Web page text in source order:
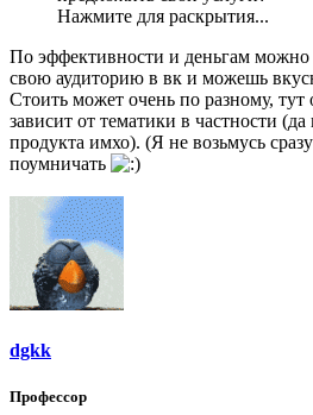
Нажмите для раскрытия...
По эффективности и деньгам
свою аудиторию в вк и можешь
Стоить может очень по разному, тут
зависит от тематики в частности
продукта имхо). (Я не возьмусь
поумничать
dgkk
Профессор